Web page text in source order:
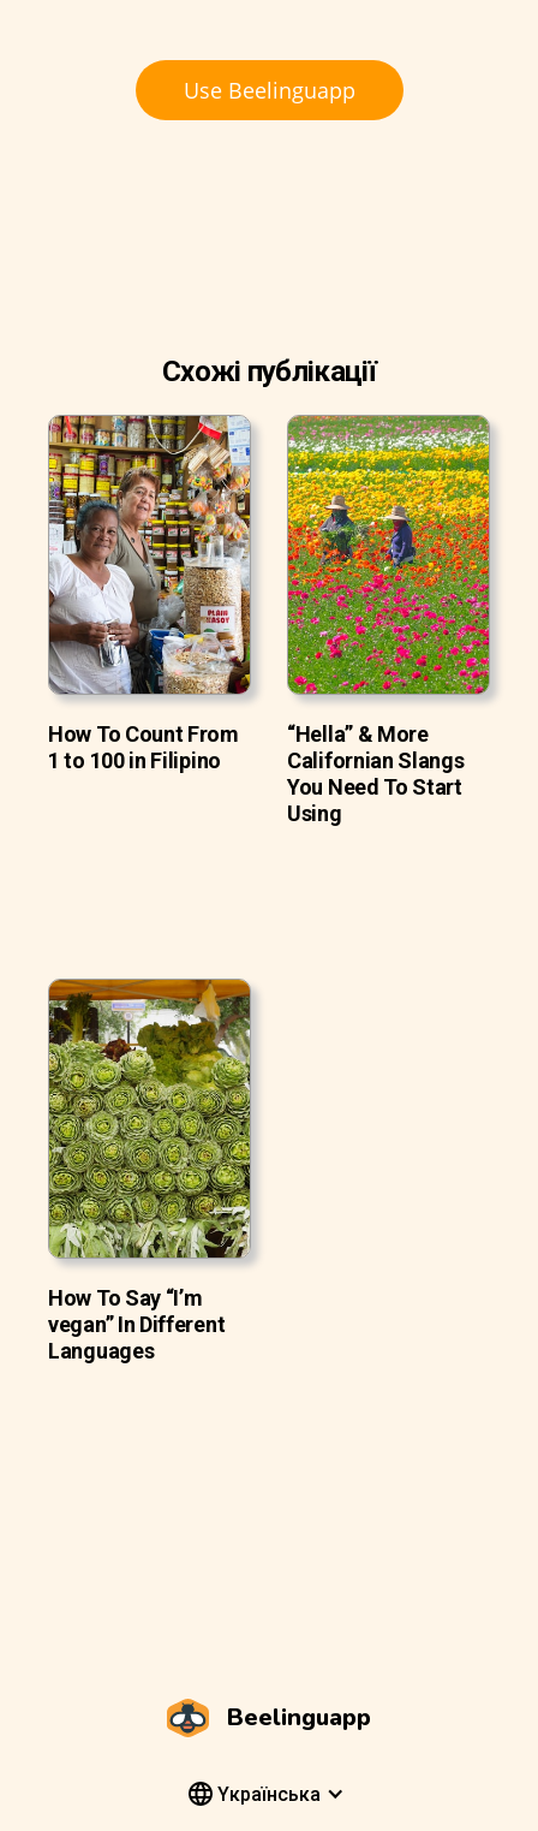
Use Beelinguapp
Схожі публікації
How To Count From
1 to 100 in Filipino
“Hella” & More
Californian Slangs
You Need To Start
Using
How To Say “I’m
vegan” In Different
Languages
Beelinguapp
Yкраїнська